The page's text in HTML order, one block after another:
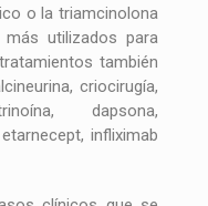
o la triamcinolona
utilizados para
también
criocirugía,
dapsona,
infliximab